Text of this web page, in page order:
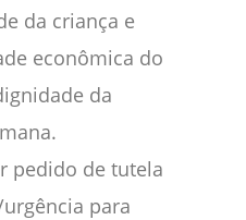
da criança e
econômica do
da
pedido de tutela
para